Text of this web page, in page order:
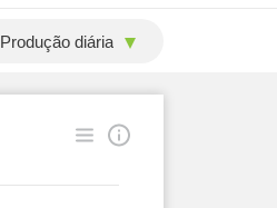
Produção diária